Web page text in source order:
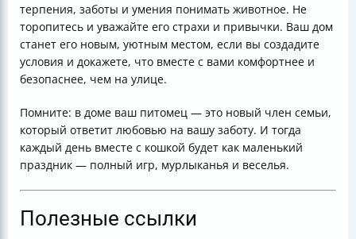
терпения, заботы и умения понимать животное. Не
торопитесь и уважайте его страхи и привычки. Ваш дом
станет его новым, уютным местом, если вы создадите
условия и докажете, что вместе с вами комфортнее и
безопаснее, чем на улице.
Помните: в доме ваш питомец — это новый член семьи,
который ответит любовью на вашу заботу. И тогда
каждый день вместе с кошкой будет как маленький
праздник — полный игр, мурлыканья и веселья.
Полезные ссылки